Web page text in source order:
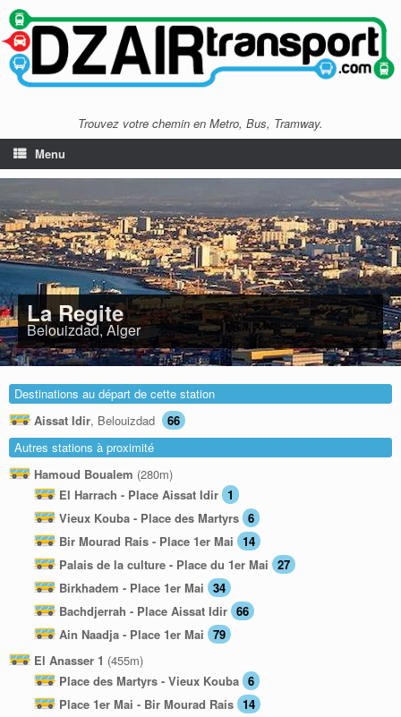
Trouvez votre chemin en Metro, Bus, Tramway.
Menu
La Regite
Belouizdad, Alger
Destinations au départ de cette station
Aissat Idir, Belouizdad
66
Autres stations à proximité
Hamoud Boualem (280m)
El Harrach - Place Aissat Idir 1
Vieux Kouba - Place des Martyrs 6
Bir Mourad Rais - Place 1er Mai 14
Palais de la culture - Place du 1er Mai 27
Birkhadem - Place 1er Mai 34
Bachdjerrah - Place Aissat Idir 66
Ain Naadja - Place 1er Mai 79
El Anasser 1 (455m)
Place des Martyrs - Vieux Kouba 6
Place 1er Mai - Bir Mourad Rais 14